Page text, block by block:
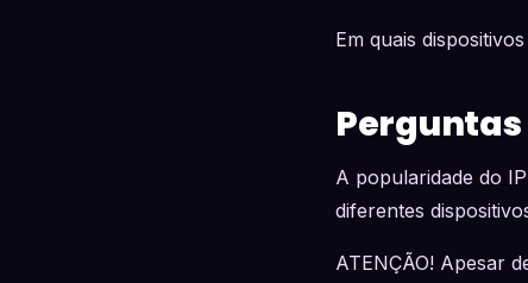
Em quais
A popularidade do
diferentes
ATENÇÃO! Apesar